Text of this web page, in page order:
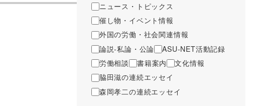
ニュース・トピックス
催し物・イベント情報
外国の労働・社会関連情報
論説-私論・公論
ASU-NET活動記録
労働相談
書籍案内
文化情報
脇田滋の連続エッセイ
森岡孝二の連続エッセイ